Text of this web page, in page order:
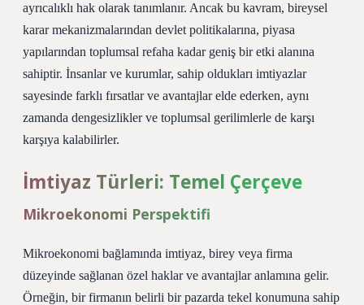
ayrıcalıklı hak olarak tanımlanır. Ancak bu kavram, bireysel
karar mekanizmalarından devlet politikalarına, piyasa
yapılarından toplumsal refaha kadar geniş bir etki alanına
sahiptir. İnsanlar ve kurumlar, sahip oldukları imtiyazlar
sayesinde farklı fırsatlar ve avantajlar elde ederken, aynı
zamanda dengesizlikler ve toplumsal gerilimlerle de karşı
karşıya kalabilirler.
İmtiyaz Türleri: Temel Çerçeve
Mikroekonomi Perspektifi
Mikroekonomi bağlamında imtiyaz, birey veya firma
düzeyinde sağlanan özel haklar ve avantajlar anlamına gelir.
Örneğin, bir firmanın belirli bir pazarda tekel konumuna sahip